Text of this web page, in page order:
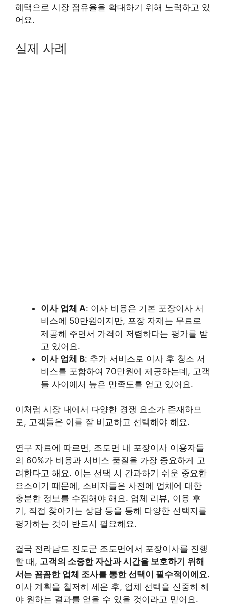
혜택으로 시장 점유율을 확대하기 위해 노력하고 있
어요.
실제 사례
이사 업체 A: 이사 비용은 기본 포장이사 서
비스에 50만원이지만, 포장 자재는 무료로
제공해 주면서 가격이 저렴하다는 평가를 받
고 있어요.
이사 업체 B: 추가 서비스로 이사 후 청소 서
비스를 포함하여 70만원에 제공하는데, 고객
들 사이에서 높은 만족도를 얻고 있어요.
이처럼 시장 내에서 다양한 경쟁 요소가 존재하므
로, 고객들은 이를 잘 비교하고 선택해야 해요.
연구 자료에 따르면, 조도면 내 포장이사 이용자들
의 60%가 비용과 서비스 품질을 가장 중요하게 고
려한다고 해요. 이는 선택 시 간과하기 쉬운 중요한
요소이기 때문에, 소비자들은 사전에 업체에 대한
충분한 정보를 수집해야 해요. 업체 리뷰, 이용 후
기, 직접 찾아가는 상담 등을 통해 다양한 선택지를
평가하는 것이 반드시 필요해요.
결국 전라남도 진도군 조도면에서 포장이사를 진행
할 때, 고객의 소중한 자산과 시간을 보호하기 위해
서는 꼼꼼한 업체 조사를 통한 선택이 필수적이에요.
이사 계획을 철저히 세운 후, 업체 선택을 신중히 해
야 원하는 결과를 얻을 수 있을 것이라고 믿어요.